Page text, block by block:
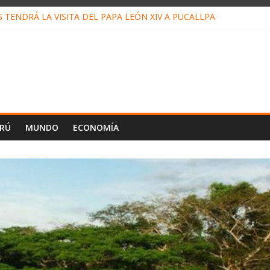
LA VISITA DEL PAPA LEÓN XIV A PUCALLPA
MUNDO ECONOMÍA